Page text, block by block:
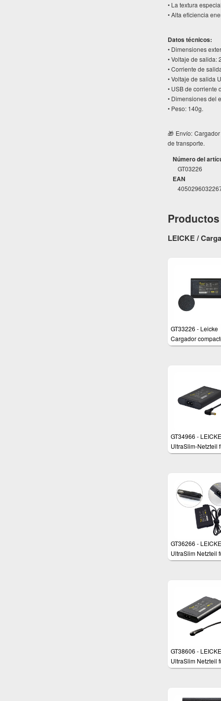
• La textura
• Alta eficiencia
Datos técnicos:
• Dimensiones
• Voltaje de salida:
• Corriente de
• Voltaje de salida
• USB de corriente
• Dimensiones del
• Peso: 140g.
🎁 Envío:
de transporte.
Número del
GT03226
EAN
LEICKE /
GT33226 - Leicke
Cargador
para ordenadores
GT34966 - LEICKE
UltraSlim-Netzteil
verschiedene
uvm.
GT36266 - LEICKE
UltraSlim Netzteil
Dell
GT38606 - LEICKE
UltraSlim Netzteil
SAMSUNG